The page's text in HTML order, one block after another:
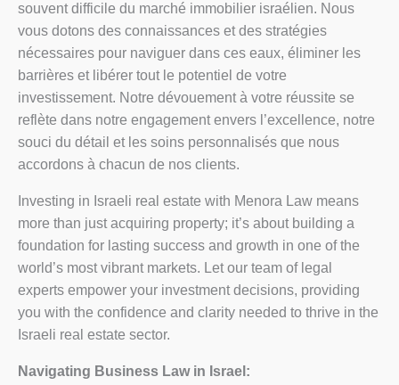
souvent difficile du marché immobilier israélien. Nous
vous dotons des connaissances et des stratégies
nécessaires pour naviguer dans ces eaux, éliminer les
barrières et libérer tout le potentiel de votre
investissement. Notre dévouement à votre réussite se
reflète dans notre engagement envers l’excellence, notre
souci du détail et les soins personnalisés que nous
accordons à chacun de nos clients.
Investing in Israeli real estate with Menora Law means
more than just acquiring property; it’s about building a
foundation for lasting success and growth in one of the
world’s most vibrant markets. Let our team of legal
experts empower your investment decisions, providing
you with the confidence and clarity needed to thrive in the
Israeli real estate sector.
Navigating Business Law in Israel: